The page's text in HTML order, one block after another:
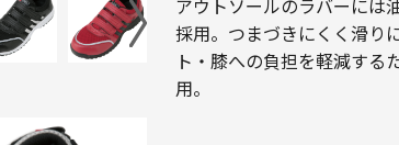
アウトソールのラバーには
採用。つまづきにくく滑り
ト・膝への負担を軽減する
用。